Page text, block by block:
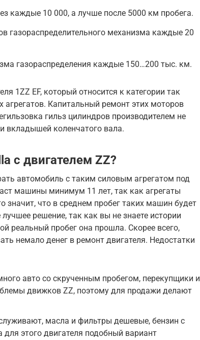
каждые 10 000, а лучше после 5000 км пробега.
газораспределительного механизма каждые 20
газораспределения каждые 150…200 тыс. км.
1ZZ EF, который относится к категории так
Капитальный ремонт этих моторов
гильз цилиндров производителем не
вкладышей коленчатого вала.
с двигателем ZZ?
автомобиль с таким силовым агрегатом под
машины минимум 11 лет, так как агрегаты
значит, что в среднем пробег таких машин будет
решение, так как вы не знаете истории
реальный пробег она прошла. Скорее всего,
немало денег в ремонт двигателя. Недостатки
авто со скрученным пробегом, перекупщики и
движков ZZ, поэтому для продажи делают
масла и фильтры дешевые, бензин с
для этого двигателя подобный вариант